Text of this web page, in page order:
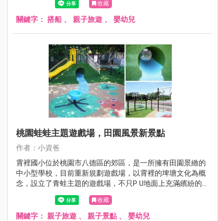
湖兩地還有爸媽關心的，小孩到底坐船暈不暈呢? 這些搭乘
經驗我通通分享給大家！
收藏
關鍵字： 搭船、 親子旅遊 、 嬰幼兒
桃園蛙蛙主題遊戲場，田園風景新景點
作者：小資爸
霄裡國小位於桃園市八德區的郊區，是一所擁有田園景緻的
中小型學校，目前重新規劃遊戲場，以霄裡的埤塘文化為概
念，設立了青蛙主題的遊戲場，不只P U地面上充滿繽紛的童
趣圖案，還有土丘溜滑梯、金屬雙管溜滑梯、水管隧道、旋
轉杯跟鳥巢鞦韆等遊具，也有一連串闖關挑戰的攀爬架、拱
型橋及烏龜跳樁，十分有趣好玩!現在就跟著小資爸一起來玩
收藏
關鍵字： 親子旅遊 、 親子景點 、 嬰幼兒